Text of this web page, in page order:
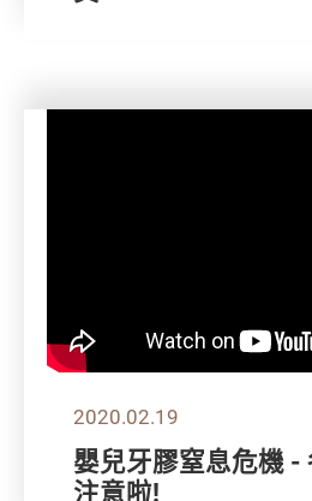
2020.02.19
嬰兒牙膠窒息危機 -
注意啦!